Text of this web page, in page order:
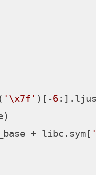
'\x7f' )[-6
+ libc.sym[